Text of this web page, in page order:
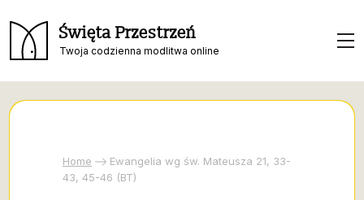
Święta Przestrzeń
Twoja codzienna modlitwa online
Home
Ewangelia wg św. Mateusza 21, 33-
43, 45-46 (BT)